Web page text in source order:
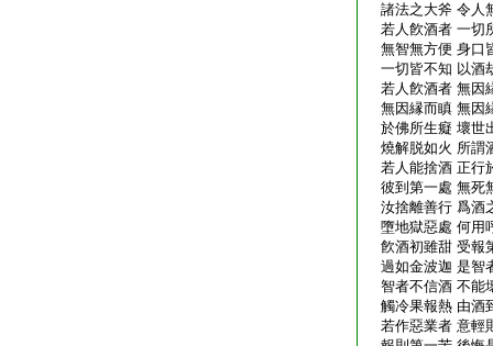
諸法之大斧 令人
若人飮酒者 一切
無智無方便 身口
一切皆不知 以酒
若人飮酒者 無因
無因縁而瞋 無因
於佛所生癡 壞世
燒解脱如火 所謂
若人能捨酒 正行
彼到第一處 無死
汝捨離善行 爲酒
墮地獄惡處 何用
飮酒初雖甜 受報
過如金波迦 是智
智者不信酒 不能
觸冷果報熱 由酒
若作惡業者 意輕